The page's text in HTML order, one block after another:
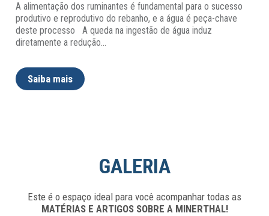
A alimentação dos ruminantes é fundamental para o sucesso
produtivo e reprodutivo do rebanho, e a água é peça-chave
deste processo A queda na ingestão de água induz
diretamente a redução…
Saiba mais
GALERIA
Este é o espaço ideal para você acompanhar todas as
MATÉRIAS E ARTIGOS SOBRE A MINERTHAL!